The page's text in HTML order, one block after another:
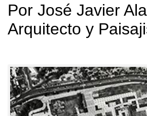
Por José Javier
Arquitecto y